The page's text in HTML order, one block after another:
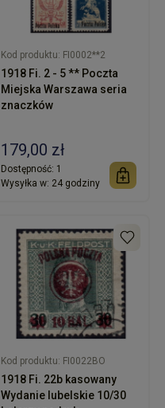
Kod produktu: FI0002**2
1918 Fi. 2 - 5 ** Poczta
Miejska Warszawa seria
znaczków
179,00 zł
Dostępność: 1
Wysyłka w: 24 godziny
Kod produktu: FI0022BO
1918 Fi. 22b kasowany
Wydanie lubelskie 10/30